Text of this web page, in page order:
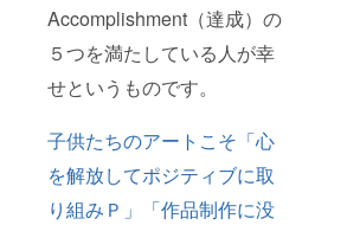
Accomplishment（達成）の
５つを満たしている人が幸
せというものです。
子供たちのアートこそ「心
を解放してポジティブに取
り組みＰ」「作品制作に没